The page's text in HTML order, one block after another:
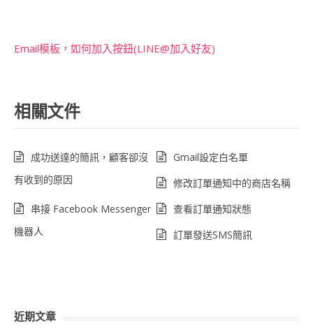
Email模板，如何加入按鈕(LINE@加入好友)
相關文件
成功送達的簡訊，顧客卻沒
有收到的原因
Gmail設定白名單
修改訂單通知中的商店名稱
串接 Facebook Messenger
機器人
查看訂單通知狀態
訂單發送SMS簡訊
近期文章